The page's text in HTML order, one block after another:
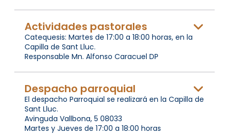
Actividades pastorales
Catequesis: Martes de 17:00 a 18:00 horas, en la
Capilla de Sant Lluc.
Responsable Mn. Alfonso Caracuel DP
Despacho parroquial
El despacho Parroquial se realizará en la Capilla de
Sant Lluc.
Avinguda Vallbona, 5 08033
Martes y Jueves de 17:00 a 18:00 horas